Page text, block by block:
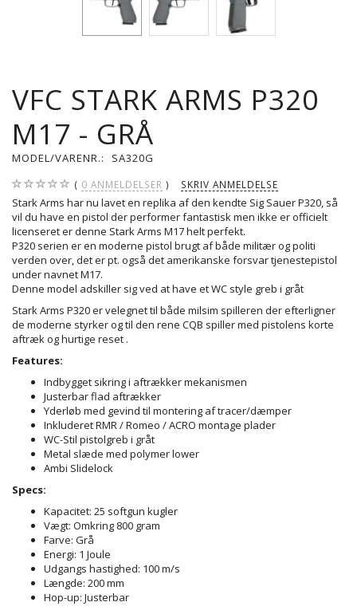
VFC STARK ARMS P320
M17 - GRÅ
MODEL/VARENR.: SA320G
0 ANMELDELSER SKRIV ANMELDELSE
Stark Arms har nu lavet en replika af den kendte Sig Sauer P320, så
vil du have en pistol der performer fantastisk men ikke er officielt
licenseret er denne Stark Arms M17 helt perfekt.
P320 serien er en moderne pistol brugt af både militær og politi
verden over, det er pt. også det amerikanske forsvar tjenestepistol
under navnet M17.
Denne model adskiller sig ved at have et WC style greb i gråt
Stark Arms P320 er velegnet til både milsim spilleren der efterligner
de moderne styrker og til den rene CQB spiller med pistolens korte
aftræk og hurtige reset .
Features:
Indbygget sikring i aftrækker mekanismen
Justerbar flad aftrækker
Yderløb med gevind til montering af tracer/dæmper
Inkluderet RMR / Romeo / ACRO montage plader
WC-Stil pistolgreb i gråt
Metal slæde med polymer lower
Ambi Slidelock
Specs:
Kapacitet: 25 softgun kugler
Vægt: Omkring 800 gram
Farve: Grå
Energi: 1 Joule
Udgangs hastighed: 100 m/s
Længde: 200 mm
Hop-up: Justerbar